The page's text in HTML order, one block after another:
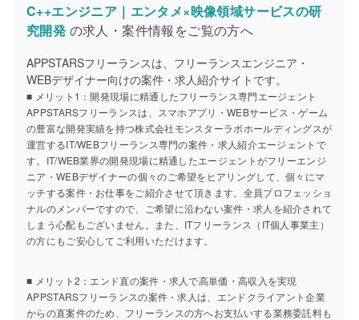
C++エンジニア｜エンタメ×映像領域サービスの研
究開発 の求人・案件情報をご覧の方へ
APPSTARSフリーランスは、フリーランスエンジニア・
WEBデザイナー向けの案件・求人紹介サイトです。
■ メリット1：開発現場に精通したフリーランス専門エージェント
APPSTARSフリーランスは、スマホアプリ・WEBサービス・ゲーム
の豊富な開発実績を持つ株式会社モンスターラボホールディングスが
運営するIT/WEBフリーランス専門の案件・求人紹介エージェントで
す。IT/WEB業界の開発現場に精通したエージェントがフリーエンジ
ニア・WEBデザイナーの個々のご希望をヒアリングして、個々にマ
ッチする案件・お仕事をご紹介させて頂きます。全員プロフェッショ
ナルのメンバーですので、ご希望に沿わない案件・求人を紹介されて
しまう心配もございません。また、ITフリーランス（IT個人事業主）
の方にもご安心してご利用いただけます。
■ メリット2：エンド直の案件・求人で高単価・高収入を実現
APPSTARSフリーランスの案件・求人は、エンドクライアント企業
からの直案件のため、フリーランスの方へお支払いする業務委託料も